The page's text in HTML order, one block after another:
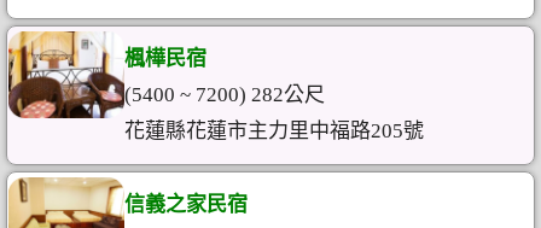
楓樺民宿
(5400 ~ 7200) 282公尺
花蓮縣花蓮市主力里中福路205號
信義之家民宿